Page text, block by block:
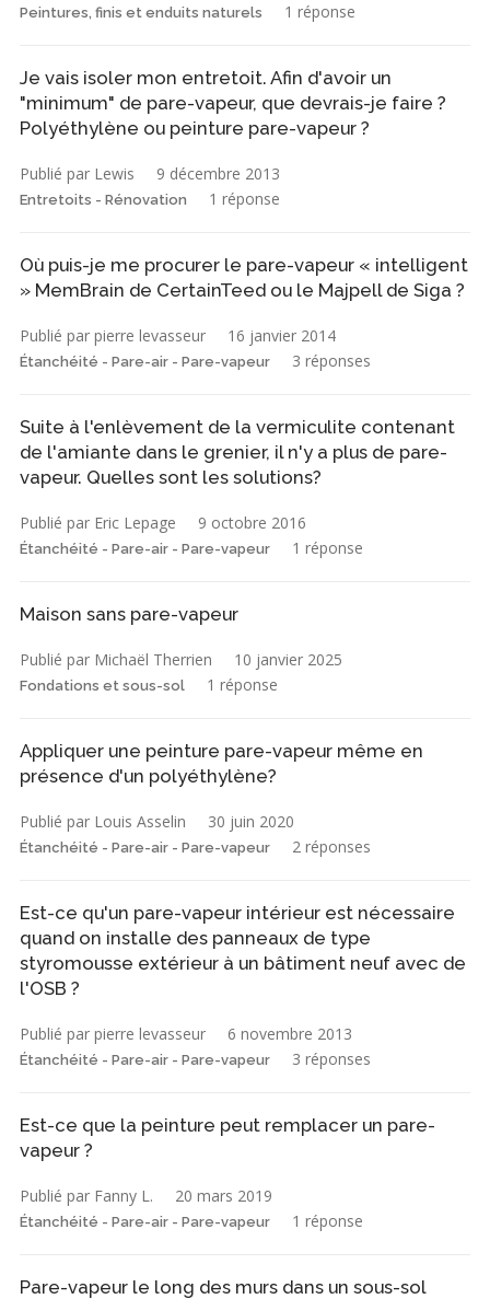
Peintures, finis et enduits naturels 1 réponse
Je vais isoler mon entretoit. Afin d'avoir un
"minimum" de pare-vapeur, que devrais-je faire ?
Polyéthylène ou peinture pare-vapeur ?
Publié par Lewis 9 décembre 2013
Entretoits - Rénovation 1 réponse
Où puis-je me procurer le pare-vapeur « intelligent
» MemBrain de CertainTeed ou le Majpell de Siga ?
Publié par pierre levasseur 16 janvier 2014
Étanchéité - Pare-air - Pare-vapeur 3 réponses
Suite à l'enlèvement de la vermiculite contenant
de l'amiante dans le grenier, il n'y a plus de pare-
vapeur. Quelles sont les solutions?
Publié par Eric Lepage 9 octobre 2016
Étanchéité - Pare-air - Pare-vapeur 1 réponse
Maison sans pare-vapeur
Publié par Michaël Therrien 10 janvier 2025
Fondations et sous-sol 1 réponse
Appliquer une peinture pare-vapeur même en
présence d'un polyéthylène?
Publié par Louis Asselin 30 juin 2020
Étanchéité - Pare-air - Pare-vapeur 2 réponses
Est-ce qu'un pare-vapeur intérieur est nécessaire
quand on installe des panneaux de type
styromousse extérieur à un bâtiment neuf avec de
l'OSB ?
Publié par pierre levasseur 6 novembre 2013
Étanchéité - Pare-air - Pare-vapeur 3 réponses
Est-ce que la peinture peut remplacer un pare-
vapeur ?
Publié par Fanny L. 20 mars 2019
Étanchéité - Pare-air - Pare-vapeur 1 réponse
Pare-vapeur le long des murs dans un sous-sol